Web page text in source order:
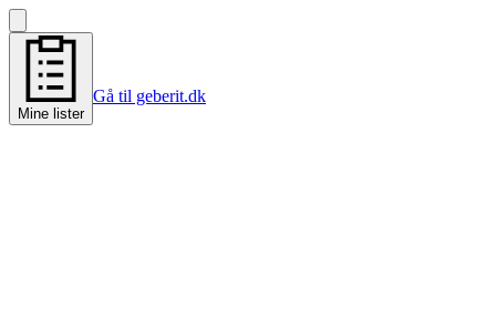
Mine lister
Gå til geberit.dk